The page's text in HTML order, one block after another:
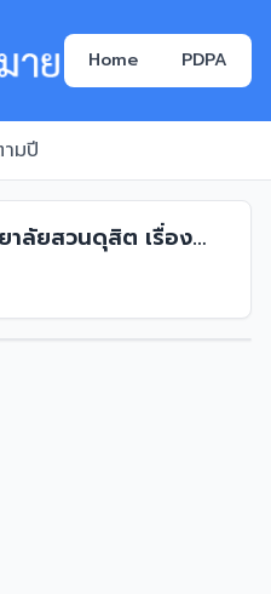
Home PDPA
มปี
าลัยสวนดุสิต เรื่อง
รจัดการความเสี่ยง
ณ พ.ศ. 2567